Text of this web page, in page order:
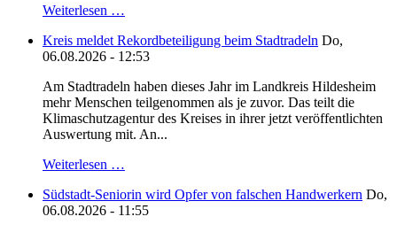
Weiterlesen …
Kreis meldet Rekordbeteiligung beim Stadtradeln Do,
06.08.2026 - 12:53
Am Stadtradeln haben dieses Jahr im Landkreis Hildesheim
mehr Menschen teilgenommen als je zuvor. Das teilt die
Klimaschutzagentur des Kreises in ihrer jetzt veröffentlichten
Auswertung mit. An...
Weiterlesen …
Südstadt-Seniorin wird Opfer von falschen Handwerkern Do,
06.08.2026 - 11:55